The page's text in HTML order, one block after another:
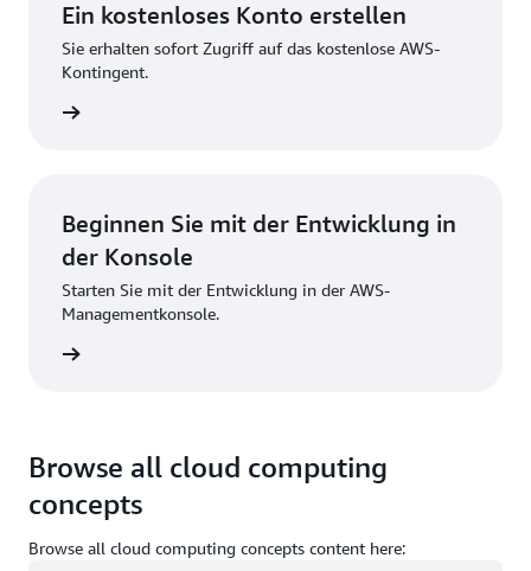
Ein kostenloses Konto erstellen
Sie erhalten sofort Zugriff auf das kostenlose AWS-
Kontingent.
Beginnen Sie mit der Entwicklung in
der Konsole
Starten Sie mit der Entwicklung in der AWS-
Managementkonsole.
Browse all cloud computing
concepts
Browse all cloud computing concepts content here: